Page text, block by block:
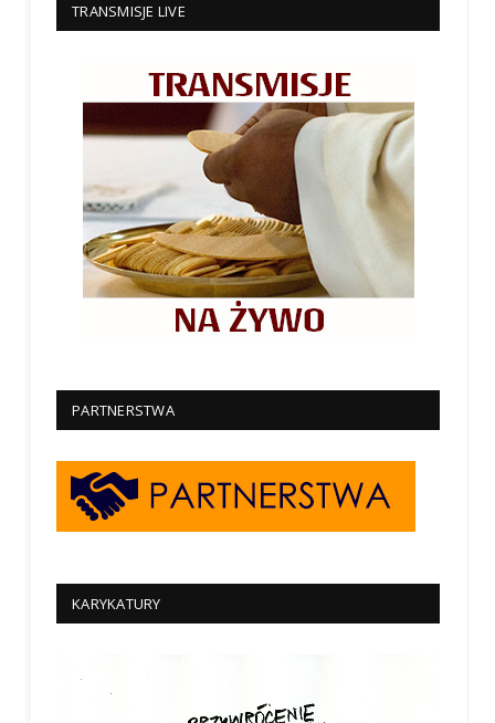
TRANSMISJE LIVE
PARTNERSTWA
KARYKATURY